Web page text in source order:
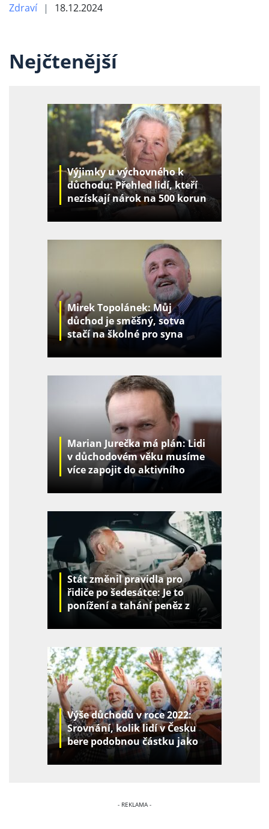
Zdraví 18.12.2024
Nejčtenější
Výjimky u výchovného k
důchodu: Přehled lidí, kteří
nezískají nárok na 500 korun
za děti
Mirek Topolánek: Můj
důchod je směšný, sotva
stačí na školné pro syna
Marian Jurečka má plán: Lidi
v důchodovém věku musíme
více zapojit do aktivního
Stát změnil pravidla pro
řidiče po šedesátce: Je to
ponížení a tahání peněz z
Výše důchodů v roce 2022:
Srovnání, kolik lidí v Česku
bere podobnou částku jako